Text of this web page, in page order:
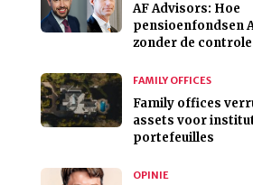
AF Advisors: Hoe
pensioenfondsen
zonder de
FAMILY OFFICES
Family offices
assets voor
portefeuilles
OPINIE